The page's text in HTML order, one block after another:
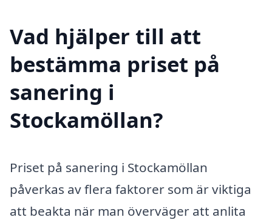
Vad hjälper till att
bestämma priset på
sanering i
Stockamöllan?
Priset på sanering i Stockamöllan
påverkas av flera faktorer som är viktiga
att beakta när man överväger att anlita